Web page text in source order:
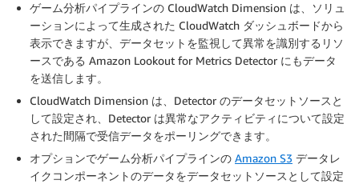
ゲーム分析パイプラインの CloudWatch Dimension は、ソリュ
ーションによって生成された CloudWatch ダッシュボードから
表示できますが、データセットを監視して異常を識別するリソ
ースである Amazon Lookout for Metrics Detector にもデータ
を送信します。
CloudWatch Dimension は、Detector のデータセットソースと
して設定され、Detector は異常なアクティビティについて設定
された間隔で受信データをポーリングできます。
オプションでゲーム分析パイプラインの Amazon S3 データレ
イクコンポーネントのデータをデータセットソースとして設定